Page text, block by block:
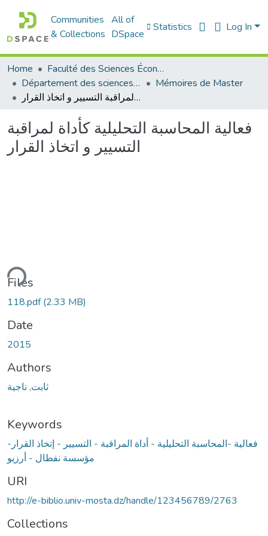
Communities
& Collections
All of
DSpace
Statistics Log In
Home
Faculté des Sciences Économiques Commerciales et des Sciences de Gestion
Département des sciences économiques
Mémoires de Master
فعالية المحاسبة التحليلية كأداة لمراقبة التسيير و اتخاذ القرار
فعالية المحاسبة التحليلية كأداة لمراقبة
التسيير و اتخاذ القرار
Files
118.pdf(2.33 MB)
Date
2015
Authors
ثابت, ناجية
Keywords
فعالية -المحاسبة التحليلية - أداة المراقبة - التسيير - إتخاذ القرار-
مؤسسة نفطال - أرزيو
URI
http://e-biblio.univ-mosta.dz/handle/123456789/2763
Collections